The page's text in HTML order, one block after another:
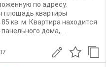
по адресу:
площадь квартиры
кв. м. Квартира находится
дома,...